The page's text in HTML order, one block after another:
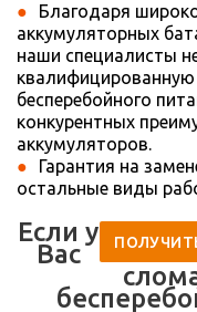
Благодаря
аккумуляторных
наши специалисты
бесперебойного
конкурентных
аккумуляторов.
Гарантия на
остальные виды
Если у
Вас